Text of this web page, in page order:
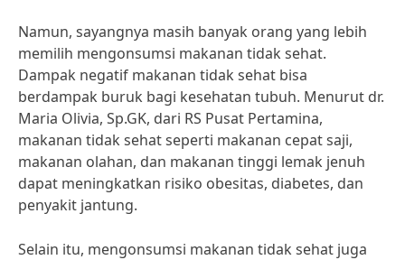
Namun, sayangnya masih banyak orang yang lebih
memilih mengonsumsi makanan tidak sehat.
Dampak negatif makanan tidak sehat bisa
berdampak buruk bagi kesehatan tubuh. Menurut dr.
Maria Olivia, Sp.GK, dari RS Pusat Pertamina,
makanan tidak sehat seperti makanan cepat saji,
makanan olahan, dan makanan tinggi lemak jenuh
dapat meningkatkan risiko obesitas, diabetes, dan
penyakit jantung.
Selain itu, mengonsumsi makanan tidak sehat juga